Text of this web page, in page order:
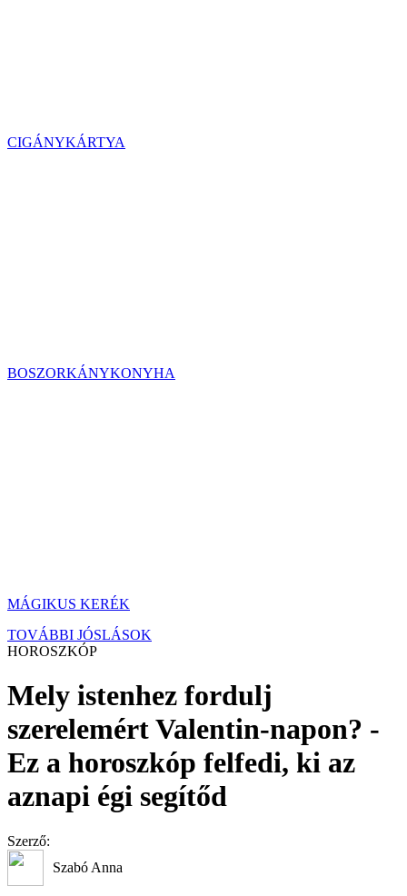
CIGÁNYKÁRTYA
BOSZORKÁNYKONYHA
MÁGIKUS KERÉK
TOVÁBBI JÓSLÁSOK
HOROSZKÓP
Mely istenhez fordulj
szerelemért Valentin-napon? -
Ez a horoszkóp felfedi, ki az
aznapi égi segítőd
Szerző:
Szabó Anna